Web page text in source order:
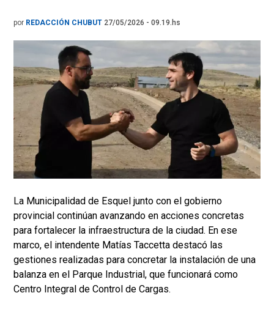
por REDACCIÓN CHUBUT 27/05/2026 - 09.19.hs
La Municipalidad de Esquel junto con el gobierno
provincial continúan avanzando en acciones concretas
para fortalecer la infraestructura de la ciudad. En ese
marco, el intendente Matías Taccetta destacó las
gestiones realizadas para concretar la instalación de una
balanza en el Parque Industrial, que funcionará como
Centro Integral de Control de Cargas.